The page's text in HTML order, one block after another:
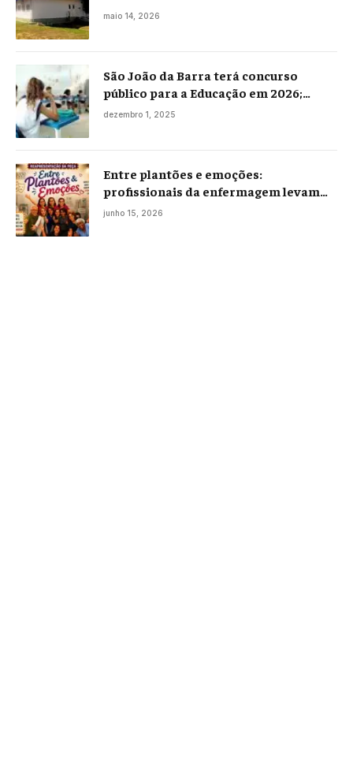
maio 14, 2026
São João da Barra terá concurso
público para a Educação em 2026;
projeto já está na Câmara
dezembro 1, 2025
Entre plantões e emoções:
profissionais da enfermagem levam
histórias reais ao palco em Campos
junho 15, 2026